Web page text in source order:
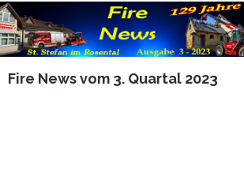
Fire News vom 3. Quartal 2023